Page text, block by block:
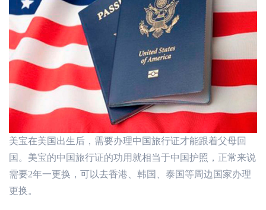
美宝在美国出生后，需要办理中国旅行证才能跟着父母回
国。美宝的中国旅行证的功用就相当于中国护照，正常来说
需要2年一更换，可以去香港、韩国、泰国等周边国家办理
更换。